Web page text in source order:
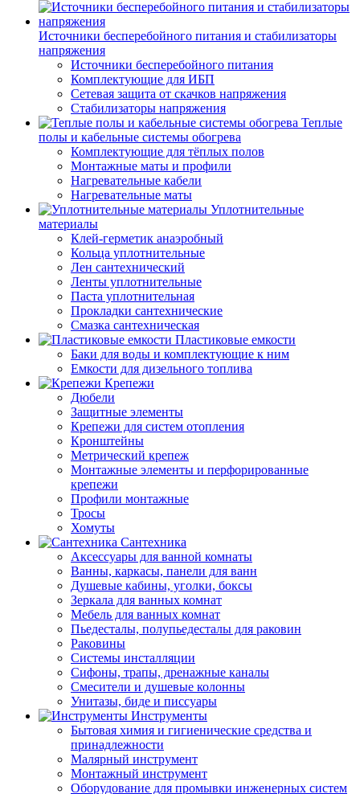
Источники бесперебойного питания и стабилизаторы
напряжения
Источники бесперебойного питания
Комплектующие для ИБП
Сетевая защита от скачков напряжения
Стабилизаторы напряжения
Теплые
полы и кабельные системы обогрева
Комплектующие для тёплых полов
Монтажные маты и профили
Нагревательные кабели
Нагревательные маты
Уплотнительные
материалы
Клей-герметик анаэробный
Кольца уплотнительные
Лен сантехнический
Ленты уплотнительные
Паста уплотнительная
Прокладки сантехнические
Смазка сантехническая
Пластиковые емкости
Баки для воды и комплектующие к ним
Емкости для дизельного топлива
Крепежи
Дюбели
Защитные элементы
Крепежи для систем отопления
Кронштейны
Метрический крепеж
Монтажные элементы и перфорированные
крепежи
Профили монтажные
Тросы
Хомуты
Сантехника
Аксессуары для ванной комнаты
Ванны, каркасы, панели для ванн
Душевые кабины, уголки, боксы
Зеркала для ванных комнат
Мебель для ванных комнат
Пьедесталы, полупьедесталы для раковин
Раковины
Системы инсталляции
Сифоны, трапы, дренажные каналы
Смесители и душевые колонны
Унитазы, биде и писсуары
Инструменты
Бытовая химия и гигиенические средства и
принадлежности
Малярный инструмент
Монтажный инструмент
Оборудование для промывки инженерных систем